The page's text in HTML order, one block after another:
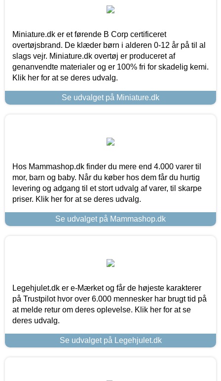
Miniature.dk er et førende B Corp certificeret
overtøjsbrand. De klæder børn i alderen 0-12 år på til al
slags vejr. Miniature.dk overtøj er produceret af
genanvendte materialer og er 100% fri for skadelig kemi.
Klik her for at se deres udvalg.
Se udvalget på Miniature.dk
Hos Mammashop.dk finder du mere end 4.000 varer til
mor, barn og baby. Når du køber hos dem får du hurtig
levering og adgang til et stort udvalg af varer, til skarpe
priser. Klik her for at se deres udvalg.
Se udvalget på Mammashop.dk
Legehjulet.dk er e-Mærket og får de højeste karakterer
på Trustpilot hvor over 6.000 mennesker har brugt tid på
at melde retur om deres oplevelse. Klik her for at se
deres udvalg.
Se udvalget på Legehjulet.dk